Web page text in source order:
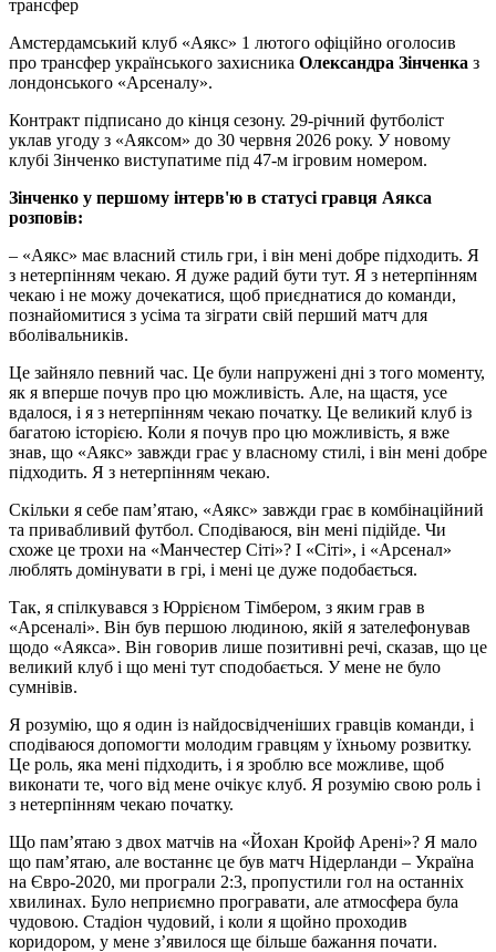
Амстердамський клуб «Аякс» 1 лютого офіційно оголосив
про трансфер українського захисника Олександра Зінченка з
лондонського «Арсеналу».
Контракт підписано до кінця сезону. 29-річний футболіст
уклав угоду з «Аяксом» до 30 червня 2026 року. У новому
клубі Зінченко виступатиме під 47-м ігровим номером.
Зінченко у першому інтерв'ю в статусі гравця Аякса
розповів:
– «Аякс» має власний стиль гри, і він мені добре підходить. Я
з нетерпінням чекаю. Я дуже радий бути тут. Я з нетерпінням
чекаю і не можу дочекатися, щоб приєднатися до команди,
познайомитися з усіма та зіграти свій перший матч для
вболівальників.
Це зайняло певний час. Це були напружені дні з того моменту,
як я вперше почув про цю можливість. Але, на щастя, усе
вдалося, і я з нетерпінням чекаю початку. Це великий клуб із
багатою історією. Коли я почув про цю можливість, я вже
знав, що «Аякс» завжди грає у власному стилі, і він мені добре
підходить. Я з нетерпінням чекаю.
Скільки я себе пам’ятаю, «Аякс» завжди грає в комбінаційний
та привабливий футбол. Сподіваюся, він мені підійде. Чи
схоже це трохи на «Манчестер Сіті»? І «Сіті», і «Арсенал»
люблять домінувати в грі, і мені це дуже подобається.
Так, я спілкувався з Юррієном Тімбером, з яким грав в
«Арсеналі». Він був першою людиною, якій я зателефонував
щодо «Аякса». Він говорив лише позитивні речі, сказав, що це
великий клуб і що мені тут сподобається. У мене не було
сумнівів.
Я розумію, що я один із найдосвідченіших гравців команди, і
сподіваюся допомогти молодим гравцям у їхньому розвитку.
Це роль, яка мені підходить, і я зроблю все можливе, щоб
виконати те, чого від мене очікує клуб. Я розумію свою роль і
з нетерпінням чекаю початку.
Що пам’ятаю з двох матчів на «Йохан Кройф Арені»? Я мало
що пам’ятаю, але востаннє це був матч Нідерланди – Україна
на Євро-2020, ми програли 2:3, пропустили гол на останніх
хвилинах. Було неприємно програвати, але атмосфера була
чудовою. Стадіон чудовий, і коли я щойно проходив
коридором, у мене з’явилося ще більше бажання почати.